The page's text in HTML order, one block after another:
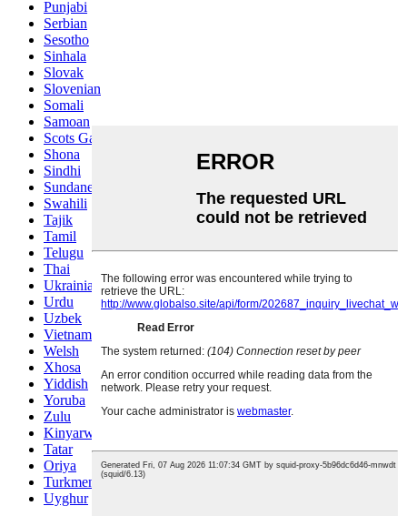
Punjabi
Serbian
Sesotho
Sinhala
Slovak
Slovenian
Somali
Samoan
Scots Gaelic
Shona
Sindhi
Sundanese
Swahili
Tajik
Tamil
Telugu
Thai
Ukrainian
Urdu
Uzbek
Vietnamese
Welsh
Xhosa
Yiddish
Yoruba
Zulu
Kinyarwanda
Tatar
Oriya
Turkmen
Uyghur